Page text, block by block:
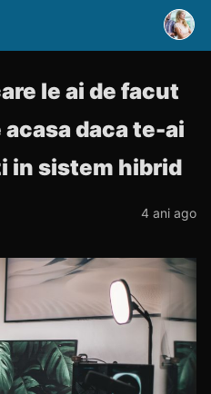
le ai de facut
daca te-ai
in sistem hibrid
4 ani ago